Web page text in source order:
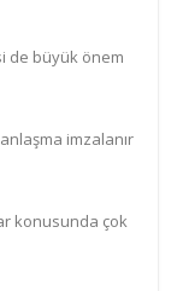
de büyük önem
imzalanır
konusunda çok